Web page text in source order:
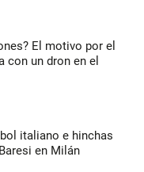
El motivo por el
con un dron en el
italiano e hinchas
en Milán